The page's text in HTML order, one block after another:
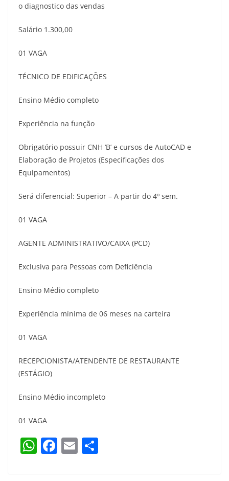
o diagnostico das vendas
Salário 1.300,00
01 VAGA
TÉCNICO DE EDIFICAÇÕES
Ensino Médio completo
Experiência na função
Obrigatório possuir CNH ‘B’ e cursos de AutoCAD e
Elaboração de Projetos (Especificações dos
Equipamentos)
Será diferencial: Superior – A partir do 4º sem.
01 VAGA
AGENTE ADMINISTRATIVO/CAIXA (PCD)
Exclusiva para Pessoas com Deficiência
Ensino Médio completo
Experiência mínima de 06 meses na carteira
01 VAGA
RECEPCIONISTA/ATENDENTE DE RESTAURANTE
(ESTÁGIO)
Ensino Médio incompleto
01 VAGA
W F E